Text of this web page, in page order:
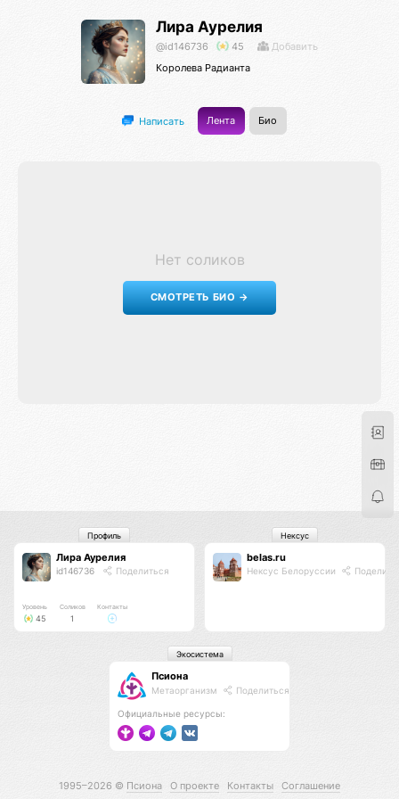
Лира Аурелия
@id146736 45
Добавить
Королева Радианта
Написать Лента Био
Нет соликов
СМОТРЕТЬ БИО →
Лира Аурелия
id146736 Поделиться
Уровень
45
Соликов
1
Контакты
Профиль
belas.ru
Нексус Белоруссии
Нексус
Псиона
Метаорганизм Поделиться
Официальные ресурсы:
Экосистема
1995–2026 © Псиона О проекте Контакты Соглашение